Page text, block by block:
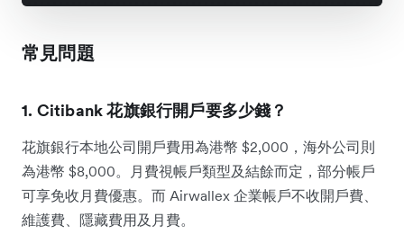
常見問題
1. Citibank 花旗銀行開戶要多少錢？
花旗銀行本地公司開戶費用為港幣 $2,000，海外公司則
為港幣 $8,000。月費視帳戶類型及結餘而定，部分帳戶
可享免收月費優惠。而 Airwallex 企業帳戶不收開戶費、
維護費、隱藏費用及月費。